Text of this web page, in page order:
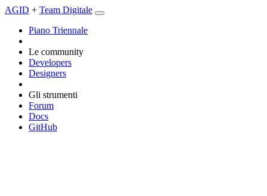
AGID + Team Digitale
Piano Triennale
Le community
Developers
Designers
Gli strumenti
Forum
Docs
GitHub